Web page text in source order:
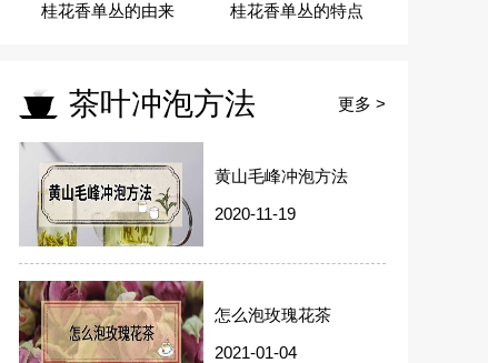
桂花香单丛的由来 桂花香单丛的特点
茶叶冲泡方法 更多 >
黄山毛峰冲泡方法
2020-11-19
怎么泡玫瑰花茶
2021-01-04